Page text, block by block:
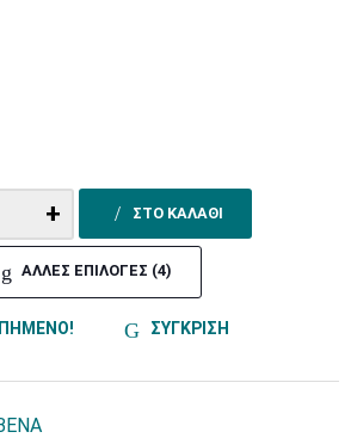
+ ΣΤΟ ΚΑΛΑΘΙ
ΑΛΛΕΣ ΕΠΙΛΟΓΕΣ (4)
ΣΥΓΚΡΙΣΗ